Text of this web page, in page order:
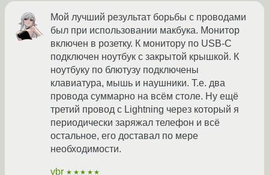
Мой лучший результат борьбы с проводами
был при использовании макбука. Монитор
включен в розетку. К монитору по USB-C
подключен ноутбук с закрытой крышкой. К
ноутбуку по блютузу подключены
клавиатура, мышь и наушники. Т.е. два
провода суммарно на всём столе. Ну ещё
третий провод с Lightning через который я
периодически заряжал телефон и всё
остальное, его доставал по мере
необходимости.
vbr ★★★★★